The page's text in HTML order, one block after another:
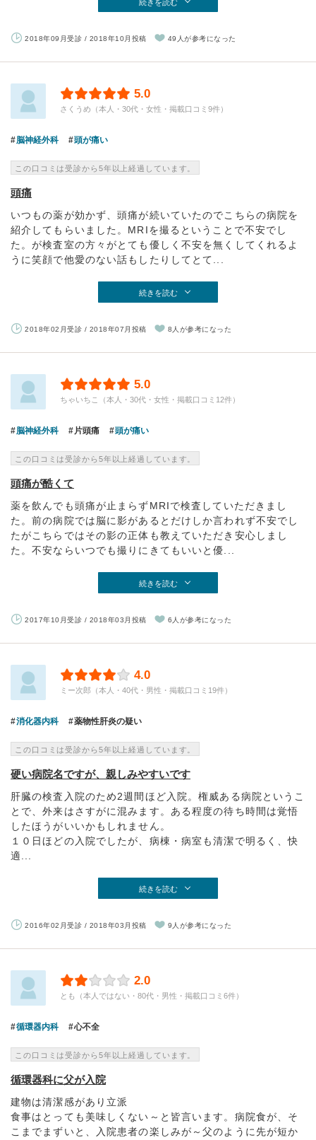
続きを読む
2018年09月受診 / 2018年10月投稿 49人が参考になった
5.0
さくうめ（本人・30代・女性・掲載口コミ9件）
脳神経外科 頭が痛い
この口コミは受診から5年以上経過しています。
頭痛
いつもの薬が効かず、頭痛が続いていたのでこちらの病院を
紹介してもらいました。MRIを撮るということで不安でし
た。が検査室の方々がとても優しく不安を無くしてくれるよ
うに笑顔で他愛のない話もしたりしてとて...
続きを読む
2018年02月受診 / 2018年07月投稿 8人が参考になった
5.0
ちゃいちこ（本人・30代・女性・掲載口コミ12件）
脳神経外科 片頭痛 頭が痛い
この口コミは受診から5年以上経過しています。
頭痛が酷くて
薬を飲んでも頭痛が止まらずMRIで検査していただきまし
た。前の病院では脳に影があるとだけしか言われず不安でし
たがこちらではその影の正体も教えていただき安心しまし
た。不安ならいつでも撮りにきてもいいと優...
続きを読む
2017年10月受診 / 2018年03月投稿 6人が参考になった
4.0
ミー次郎（本人・40代・男性・掲載口コミ19件）
消化器内科 薬物性肝炎の疑い
この口コミは受診から5年以上経過しています。
硬い病院名ですが、親しみやすいです
肝臓の検査入院のため2週間ほど入院。権威ある病院というこ
とで、外来はさすがに混みます。ある程度の待ち時間は覚悟
したほうがいいかもしれません。
１０日ほどの入院でしたが、病棟・病室も清潔で明るく、快
適...
続きを読む
2016年02月受診 / 2018年03月投稿 9人が参考になった
2.0
とも（本人ではない・80代・男性・掲載口コミ6件）
循環器内科 心不全
この口コミは受診から5年以上経過しています。
循環器科に父が入院
建物は清潔感があり立派
食事はとっても美味しくない～と皆言います。病院食が、そ
こまでまずいと、入院患者の楽しみが～父のように先が短か